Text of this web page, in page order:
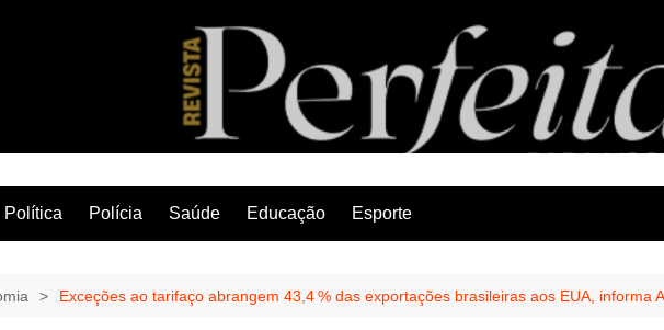
Revista Perfeita
Política Polícia Saúde Educação Esporte
Exceções ao tarifaço abrangem 43,4 % das exportações brasileiras aos EUA, informa